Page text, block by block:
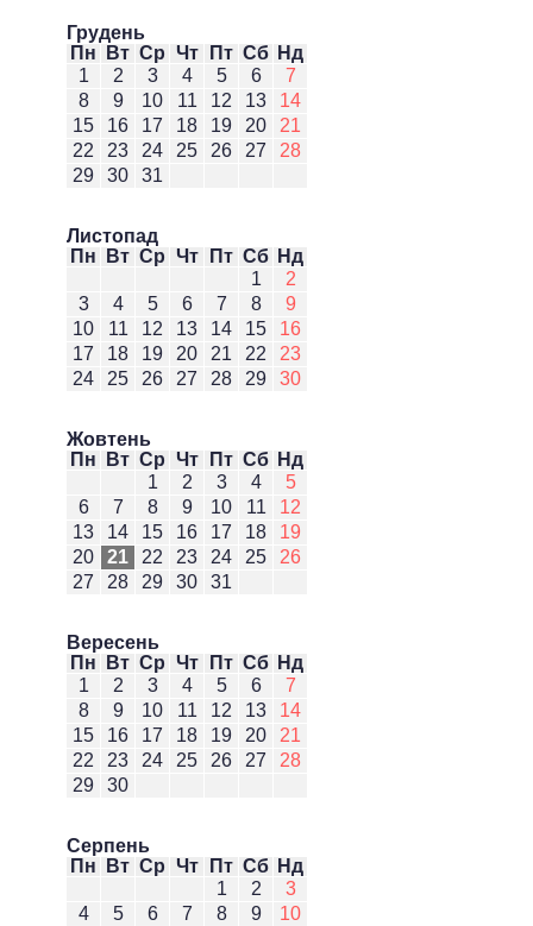
Грудень
Пн
Вт Ср Чт Пт Сб Нд
1
2 3 4 5 6
7
8
9 10 11 12 13
14
15
16 17 18 19 20
21
22
23 24 25 26 27
28
29
30 31
Листопад
Пн
Вт Ср Чт Пт Сб Нд
1
2
3
4 5 6 7 8
9
10
11 12 13 14 15
16
17
18 19 20 21 22
23
24
25 26 27 28 29 30
Жовтень
Пн
Вт Ср Чт Пт Сб Нд
1
2 3 4
5
6
7 8 9 10 11
12
13
14 15 16 17 18
19
20
21 22 23 24 25
26
27
28 29 30 31
Вересень
Пн
Вт Ср Чт Пт Сб Нд
1
2 3 4 5 6
7
8
9 10 11 12 13
14
15
16 17 18 19 20
21
22
23 24 25 26 27
28
29
30
Серпень
Пн
Вт Ср Чт Пт Сб Нд
1
2
3
4
5 6 7 8 9
10